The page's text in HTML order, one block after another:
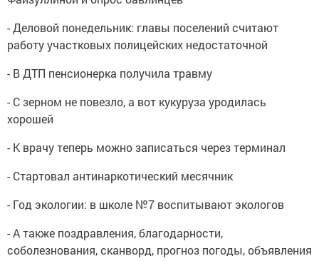
- Деловой понедельник: главы поселений считают
работу участковых полицейских недостаточной
- В ДТП пенсионерка получила травму
- С зерном не повезло, а вот кукуруза уродилась
хорошей
- К врачу теперь можно записаться через терминал
- Стартовал антинаркотический месячник
- Год экологии: в школе №7 воспитывают экологов
- А также поздравления, благодарности,
соболезнования, сканворд, прогноз погоды, объявления